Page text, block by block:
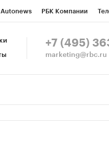
Autonews РБК Компании
Конференции СПб
+7 (495)
marketing@rbc.ru